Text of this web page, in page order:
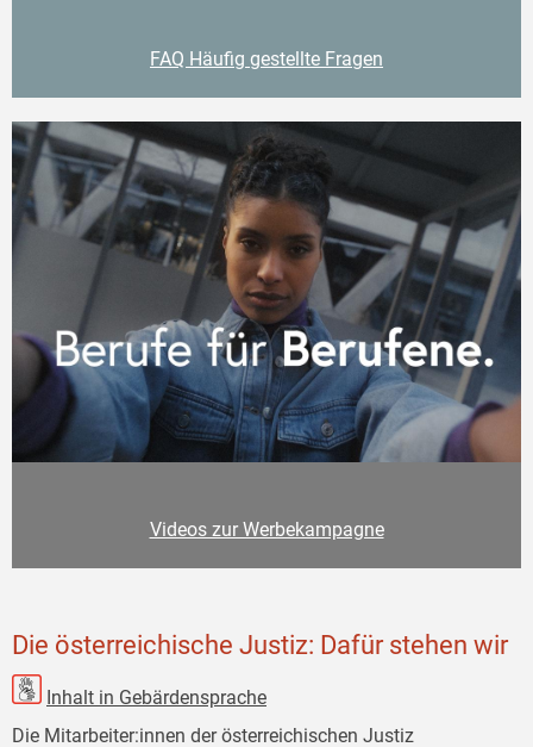
FAQ Häufig gestellte Fragen
Videos zur Werbekampagne
Die österreichische Justiz: Dafür stehen wir
Inhalt in Gebärdensprache
Die Mitarbeiter:innen der österreichischen Justiz